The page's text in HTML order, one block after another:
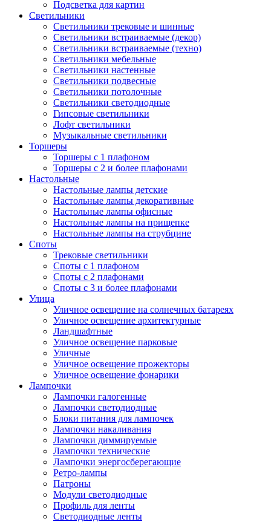
Подсветка для картин
Светильники
Светильники трековые и шинные
Светильники встраиваемые (декор)
Светильники встраиваемые (техно)
Светильники мебельные
Светильники настенные
Светильники подвесные
Светильники потолочные
Светильники светодиодные
Гипсовые светильники
Лофт светильники
Музыкальные светильники
Торшеры
Торшеры с 1 плафоном
Торшеры с 2 и более плафонами
Настольные
Настольные лампы детские
Настольные лампы декоративные
Настольные лампы офисные
Настольные лампы на прищепке
Настольные лампы на струбцине
Споты
Трековые светильники
Споты с 1 плафоном
Споты с 2 плафонами
Споты с 3 и более плафонами
Улица
Уличное освещение на солнечных батареях
Уличное освещение архитектурные
Ландшафтные
Уличное освещение парковые
Уличные
Уличное освещение прожекторы
Уличное освещение фонарики
Лампочки
Лампочки галогенные
Лампочки светодиодные
Блоки питания для лампочек
Лампочки накаливания
Лампочки диммируемые
Лампочки технические
Лампочки энергосберегающие
Ретро-лампы
Патроны
Модули светодиодные
Профиль для ленты
Светодиодные ленты